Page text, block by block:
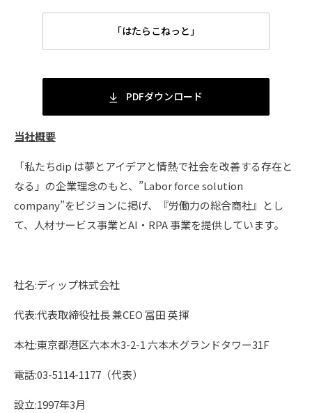
「はたらこねっと」
PDFダウンロード
当社概要
「私たちdip は夢とアイデアと情熱で社会を改善する存在と
なる」の企業理念のもと、”Labor force solution
company”をビジョンに掲げ、『労働力の総合商社』とし
て、人材サービス事業とAI・RPA 事業を提供しています。
社名:ディップ株式会社
代表:代表取締役社⾧ 兼CEO 冨田 英揮
本社:東京都港区六本木3-2-1 六本木グランドタワー31F
電話:03-5114-1177（代表）
設立:1997年3月